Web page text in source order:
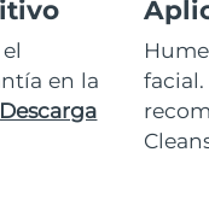
en la
Descarga